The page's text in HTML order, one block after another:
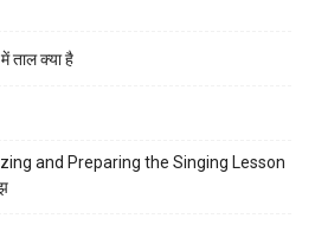
ताल क्या है
and Preparing the Singing Lesson